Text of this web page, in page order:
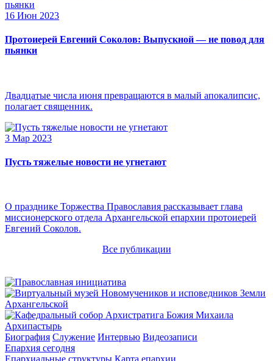
16 Июн 2023
Протоиерей Евгений Соколов: Выпускной — не повод для
пьянки
Двадцатые числа июня превращаются в малый апокалипсис,
полагает священник.
3 Мар 2023
Пусть тяжелые новости не угнетают
О празднике Торжества Православия рассказывает глава
миссионерского отдела Архангельской епархии протоиерей
Евгений Соколов.
Все публикации
Архипастырь
Биография Служение Интервью Видеозаписи
Епархия сегодня